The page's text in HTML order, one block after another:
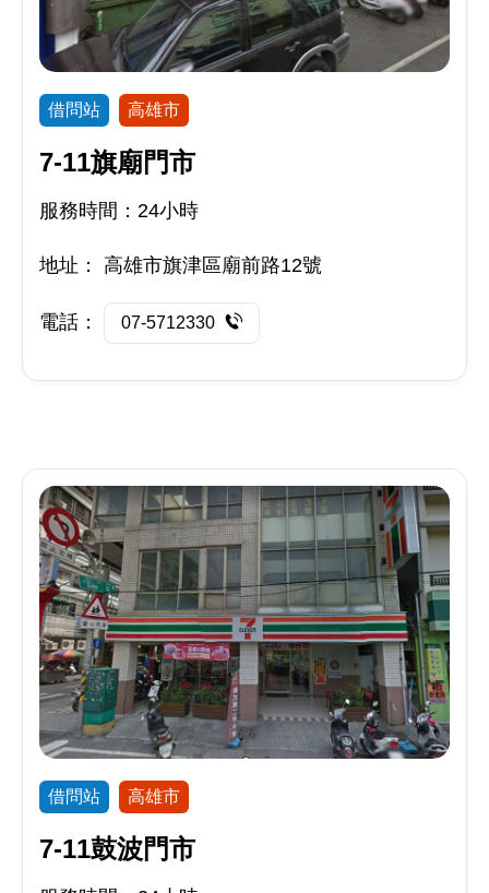
借問站 高雄市
7-11旗廟門市
服務時間：24小時
地址： 高雄市旗津區廟前路12號
電話： 07-5712330
借問站 高雄市
7-11鼓波門市